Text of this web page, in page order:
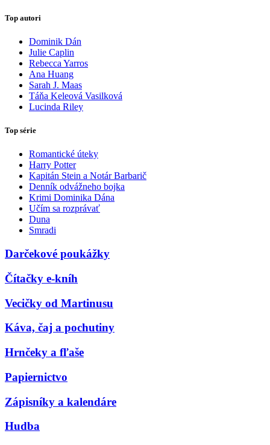
Top autori
Dominik Dán
Julie Caplin
Rebecca Yarros
Ana Huang
Sarah J. Maas
Táňa Keleová Vasilková
Lucinda Riley
Top série
Romantické úteky
Harry Potter
Kapitán Stein a Notár Barbarič
Denník odvážneho bojka
Krimi Dominika Dána
Učím sa rozprávať
Duna
Smradi
Darčekové poukážky
Čítačky e-kníh
Vecičky od Martinusu
Káva, čaj a pochutiny
Hrnčeky a fľaše
Papiernictvo
Zápisníky a kalendáre
Hudba